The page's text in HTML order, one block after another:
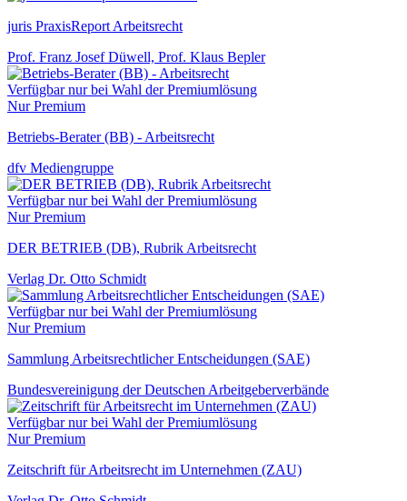
juris PraxisReport Arbeitsrecht
Prof. Franz Josef Düwell, Prof. Klaus Bepler
Verfügbar nur bei Wahl der Premiumlösung
Nur Premium
Betriebs-Berater (BB) - Arbeitsrecht
dfv Mediengruppe
Verfügbar nur bei Wahl der Premiumlösung
Nur Premium
DER BETRIEB (DB), Rubrik Arbeitsrecht
Verlag Dr. Otto Schmidt
Verfügbar nur bei Wahl der Premiumlösung
Nur Premium
Sammlung Arbeitsrechtlicher Entscheidungen (SAE)
Bundesvereinigung der Deutschen Arbeitgeberverbände
Verfügbar nur bei Wahl der Premiumlösung
Nur Premium
Zeitschrift für Arbeitsrecht im Unternehmen (ZAU)